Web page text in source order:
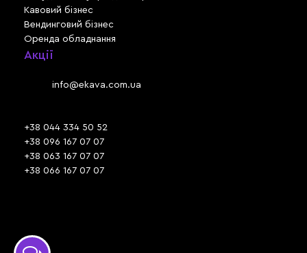
Кавовий бізнес
Вендинговий бізнес
Оренда обладнання
Акції
info@ekava.com.ua
+38 044 334 50 52
+38 096 167 07 07
+38 063 167 07 07
+38 066 167 07 07